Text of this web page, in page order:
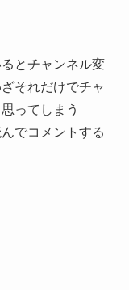
とチャンネル変
それだけでチャ
ってしまう
でコメントする